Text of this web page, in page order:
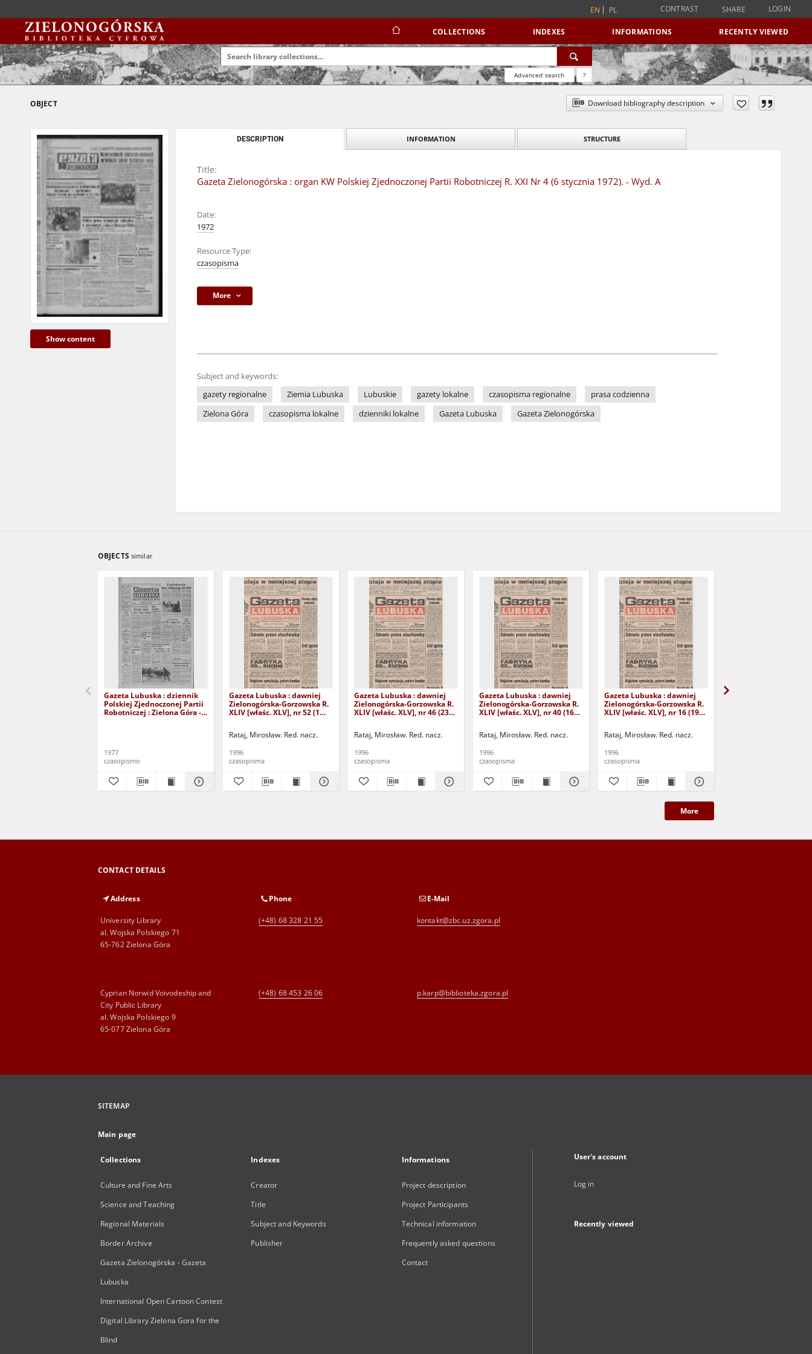
EN PL CONTRAST SHARE LOGIN
COLLECTIONS INDEXES INFORMATIONS RECENTLY VIEWED
Advanced search ?
OBJECT Download bibliography description
Show content
DESCRIPTION INFORMATION STRUCTURE
Title:
Gazeta Zielonogórska : organ KW Polskiej Zjednoczonej Partii Robotniczej R. XXI Nr 4 (6 stycznia 1972). - Wyd. A
Date:
1972
Resource Type:
czasopisma
More
Subject and keywords:
gazety regionalne
Ziemia Lubuska Lubuskie gazety lokalne czasopisma regionalne
prasa codzienna
Zielona Góra
czasopisma lokalne dzienniki lokalne Gazeta Lubuska Gazeta Zielonogórska
OBJECTS similar
Gazeta Lubuska : dziennik
Polskiej Zjednoczonej Partii
Robotniczej : Zielona Góra -
1977
czasopismo
Gazeta Lubuska : dawniej
Zielonogórska-Gorzowska R.
XLIV [właśc. XLV], nr 52 (1
Rataj, Mirosław. Red. nacz.
1996
czasopisma
Gazeta Lubuska : dawniej
Zielonogórska-Gorzowska R.
XLIV [właśc. XLV], nr 46 (23
Rataj, Mirosław. Red. nacz.
1996
czasopisma
Gazeta Lubuska : dawniej
Zielonogórska-Gorzowska R.
XLIV [właśc. XLV], nr 40 (16
Rataj, Mirosław. Red. nacz.
1996
czasopisma
Gazeta Lubuska : dawniej
Zielonogórska-Gorzowska R.
XLIV [właśc. XLV], nr 16 (19
Rataj, Mirosław. Red. nacz.
1996
czasopisma
More
CONTACT DETAILS
Address
University Library
al. Wojska Polskiego 71
65-762 Zielona Góra
Phone
(+48) 68 328 21 55
E-Mail
kontakt@zbc.uz.zgora.pl
Cyprian Norwid Voivodeship and
City Public Library
al. Wojska Polskiego 9
65-077 Zielona Góra
(+48) 68 453 26 06 p.karp@biblioteka.zgora.pl
SITEMAP
Main page
Collections
Culture and Fine Arts
Science and Teaching
Regional Materials
Border Archive
Gazeta Zielonogórska - Gazeta
Lubuska
International Open Cartoon Contest
Digital Library Zielona Gora for the
Blind
Indexes
Creator
Title
Subject and Keywords
Publisher
Informations
Project description
Project Participants
Technical information
Frequently asked questions
Contact
User's account
Log in
Recently viewed